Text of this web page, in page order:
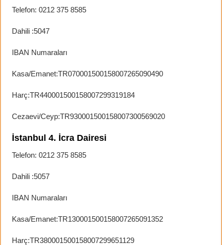
Telefon: 0212 375 8585
Dahili :5047
IBAN Numaraları
Kasa/Emanet:TR070001500158007265090490
Harç:TR440001500158007299319184
Cezaevi/Ceyp:TR930001500158007300569020
İstanbul 4. İcra Dairesi
Telefon: 0212 375 8585
Dahili :5057
IBAN Numaraları
Kasa/Emanet:TR130001500158007265091352
Harç:TR380001500158007299651129